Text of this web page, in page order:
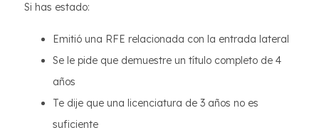
Si has estado:
Emitió una RFE relacionada con la entrada lateral
Se le pide que demuestre un título completo de 4
años
Te dije que una licenciatura de 3 años no es
suficiente